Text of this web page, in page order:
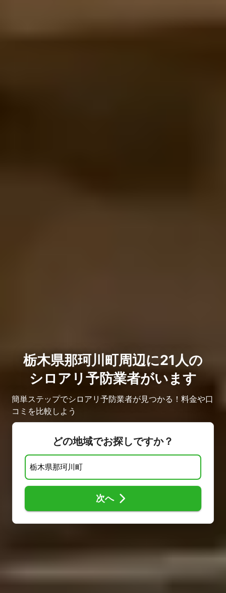
栃木県那珂川町周辺に21人の
シロアリ予防業者がいます
簡単ステップでシロアリ予防業者が見つかる！料金や口
コミを比較しよう
どの地域でお探しですか？
次へ